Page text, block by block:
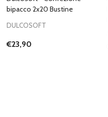
bipacco 2x20 Bustine
DULCOSOFT
€23,90